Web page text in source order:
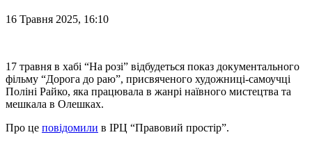
16 Травня 2025, 16:10
17 травня в хабі “На розі” відбудеться показ документального
фільму “Дорога до раю”, присвяченого художниці-самоучці
Поліні Райко, яка працювала в жанрі наївного мистецтва та
мешкала в Олешках.
Про це повідомили в ІРЦ “Правовий простір”.